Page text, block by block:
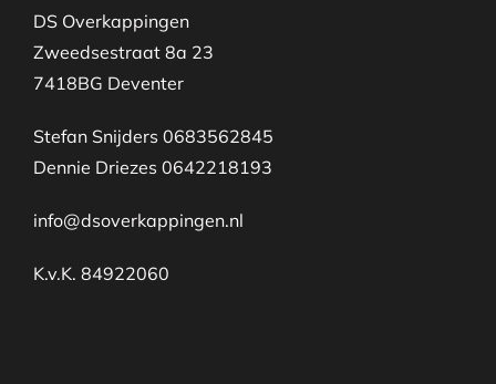
DS Overkappingen
Zweedsestraat 8a 23
7418BG Deventer
Stefan Snijders 0683562845
Dennie Driezes 0642218193
info@dsoverkappingen.nl
K.v.K. 84922060